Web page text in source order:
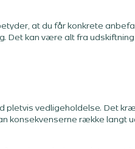
at du får konkrete
Det kan være alt fra
vedligeholdelse. Det
konsekvenserne række langt